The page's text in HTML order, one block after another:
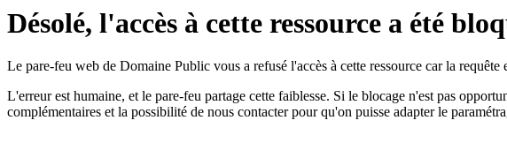
Désolé, l'accès à cette ressource a été
Le pare-feu web de Domaine Public vous a refusé l'accès à cette ressource car la requête
L'erreur est humaine, et le pare-feu partage cette faiblesse. Si le blocage n'est pas
complémentaires et la possibilité de nous contacter pour qu'on puisse adapter le